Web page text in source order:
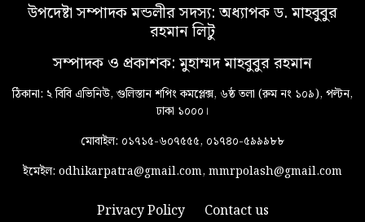
উপদেষ্টা সম্পাদক মন্ডলীর সদস্য: অধ্যাপক ড. মাহবুবুর
রহমান লিটু
সম্পাদক ও প্রকাশক: মুহাম্মদ মাহবুবুর রহমান
ঠিকানা: ২ বিবি এভিনিউ, গুলিস্তান শপিং কমপ্লেক্স, ৬ষ্ঠ তলা (রুম নং ১০৯), পল্টন,
ঢাকা ১০০০।
মোবাইল: ০১৭১৫-৬০৭৫৫৫, ০১৭৪০-৫৯৯৯৮৮
ইমেইল: odhikarpatra@gmail.com, mmrpolash@gmail.com
Privacy Policy Contact us